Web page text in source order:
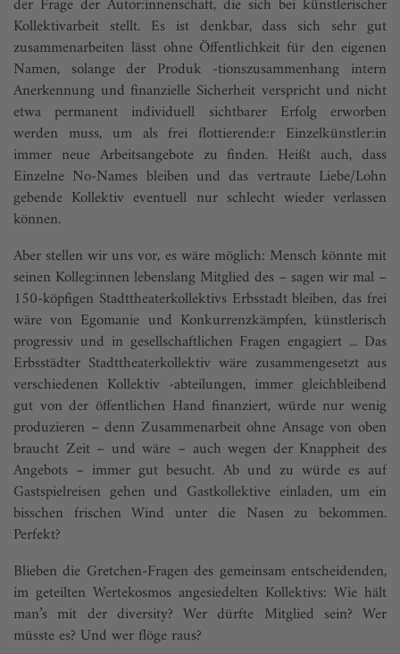
der Frage der Autor:innenschaft, die sich bei künstlerischer
Kollektivarbeit stellt. Es ist denkbar, dass sich sehr gut
zusammenarbeiten lässt ohne Öffentlichkeit für den eigenen
Namen, solange der Produk -tionszusammenhang intern
Anerkennung und finanzielle Sicherheit verspricht und nicht
etwa permanent individuell sichtbarer Erfolg erworben
werden muss, um als frei flottierende:r Einzelkünstler:in
immer neue Arbeitsangebote zu finden. Heißt auch, dass
Einzelne No-Names bleiben und das vertraute Liebe/Lohn
gebende Kollektiv eventuell nur schlecht wieder verlassen
können.
Aber stellen wir uns vor, es wäre möglich: Mensch könnte mit
seinen Kolleg:innen lebenslang Mitglied des – sagen wir mal –
150-köpfigen Stadttheaterkollektivs Erbsstadt bleiben, das frei
wäre von Egomanie und Konkurrenzkämpfen, künstlerisch
progressiv und in gesellschaftlichen Fragen engagiert ... Das
Erbsstädter Stadttheaterkollektiv wäre zusammengesetzt aus
verschiedenen Kollektiv -abteilungen, immer gleichbleibend
gut von der öffentlichen Hand finanziert, würde nur wenig
produzieren – denn Zusammenarbeit ohne Ansage von oben
braucht Zeit – und wäre – auch wegen der Knappheit des
Angebots – immer gut besucht. Ab und zu würde es auf
Gastspielreisen gehen und Gastkollektive einladen, um ein
bisschen frischen Wind unter die Nasen zu bekommen.
Perfekt?
Blieben die Gretchen-Fragen des gemeinsam entscheidenden,
im geteilten Wertekosmos angesiedelten Kollektivs: Wie hält
man’s mit der diversity? Wer dürfte Mitglied sein? Wer
müsste es? Und wer flöge raus?